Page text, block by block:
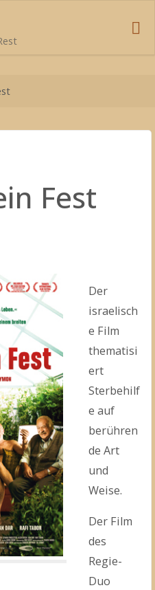
Fest
Der
israelisch
e Film
thematisi
ert
Sterbehilf
e auf
berühren
de Art
und
Weise.
Der Film
des
Regie-
Duo